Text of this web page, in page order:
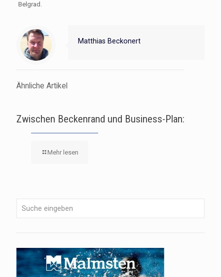
Belgrad.
Matthias Beckonert
Ähnliche Artikel
Zwischen Beckenrand und Business-Plan:
Mehr lesen